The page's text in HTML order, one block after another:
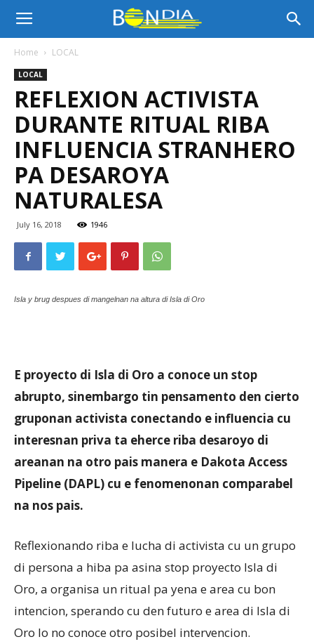
Bon
Dia
Aruba
Noticia
Home LOCAL
LOCAL
REFLEXION ACTIVISTA
DURANTE RITUAL RIBA
INFLUENCIA STRANHERO
PA DESAROYA
NATURALESA
July 16, 2018 1946
Isla y brug despues di mangelnan na altura di Isla di Oro
E proyecto di Isla di Oro a conoce un stop
abrupto, sinembargo tin pensamento den cierto
gruponan activista conectando e influencia cu
interesnan priva ta eherce riba desaroyo di
areanan na otro pais manera e Dakota Access
Pipeline (DAPL) cu e fenomenonan comparabel
na nos pais.
Reflexionando riba e lucha di activista cu un grupo
di persona a hiba pa asina stop proyecto Isla di
Oro, a organisa un ritual pa yena e area cu bon
intencion, sperando cu den futuro e area di Isla di
Oro lo no conoce otro posibel intervencion.